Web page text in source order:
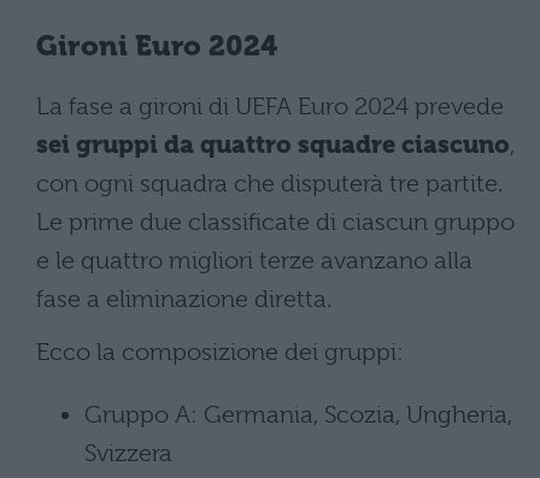
Gironi Euro 2024
La fase a gironi di UEFA Euro 2024 prevede
sei gruppi da quattro squadre ciascuno,
con ogni squadra che disputerà tre partite.
Le prime due classificate di ciascun gruppo
e le quattro migliori terze avanzano alla
fase a eliminazione diretta.
Ecco la composizione dei gruppi:
Gruppo A: Germania, Scozia, Ungheria,
Svizzera